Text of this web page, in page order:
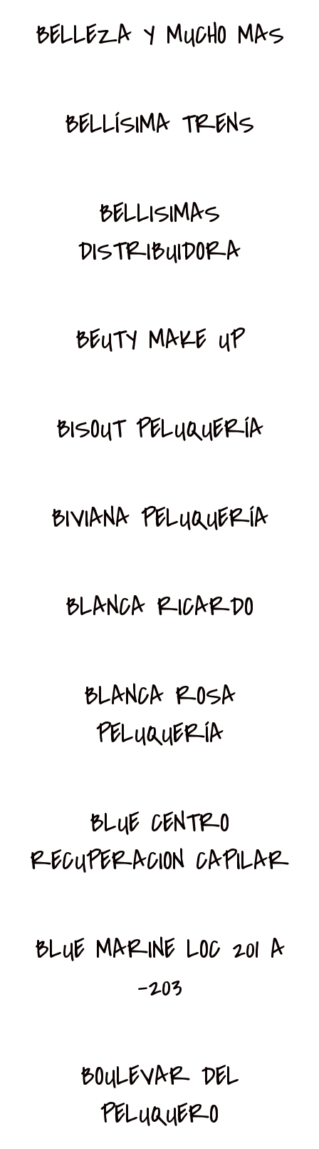
BELLEZA Y MUCHO MAS
BELLÍSIMA TRENS
BELLISIMAS
DISTRIBUIDORA
BEUTY MAKE UP
BISOUT PELUQUERÍA
BIVIANA PELUQUERÍA
BLANCA RICARDO
BLANCA ROSA
PELUQUERÍA
BLUE CENTRO
RECUPERACION CAPILAR
BLUE MARINE LOC 201 A
-203
BOULEVAR DEL
PELUQUERO